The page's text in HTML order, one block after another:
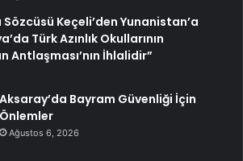
Sözcüsü Keçeli’den Yunanistan’a
Türk Azınlık Okullarının
Antlaşması’nın İhlalidir”
Aksaray’da Bayram Güvenliği İçin
Önlemler
Ağustos 6, 2026